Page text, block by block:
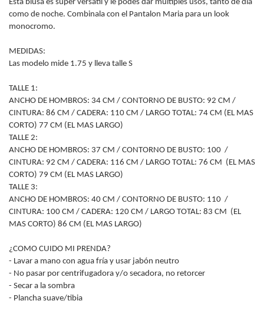
Esta blusa es super versátil y le podes dar múltiples usos, tanto de día
como de noche. Combinala con el Pantalon Maria para un look
monocromo.
MEDIDAS:
Las modelo mide 1.75 y lleva talle S
TALLE 1:
ANCHO DE HOMBROS: 34 CM / CONTORNO DE BUSTO: 92 CM /
CINTURA: 86 CM / CADERA: 110 CM / LARGO TOTAL: 74 CM (EL MAS
CORTO) 77 CM (EL MAS LARGO)
TALLE 2:
ANCHO DE HOMBROS: 37 CM / CONTORNO DE BUSTO: 100 /
CINTURA: 92 CM / CADERA: 116 CM / LARGO TOTAL: 76 CM (EL MAS
CORTO) 79 CM (EL MAS LARGO)
TALLE 3:
ANCHO DE HOMBROS: 40 CM / CONTORNO DE BUSTO: 110 /
CINTURA: 100 CM / CADERA: 120 CM / LARGO TOTAL: 83 CM (EL
MAS CORTO) 86 CM (EL MAS LARGO)
¿COMO CUIDO MI PRENDA?
- Lavar a mano con agua fría y usar jabón neutro
- No pasar por centrifugadora y/o secadora, no retorcer
- Secar a la sombra
- Plancha suave/tibia